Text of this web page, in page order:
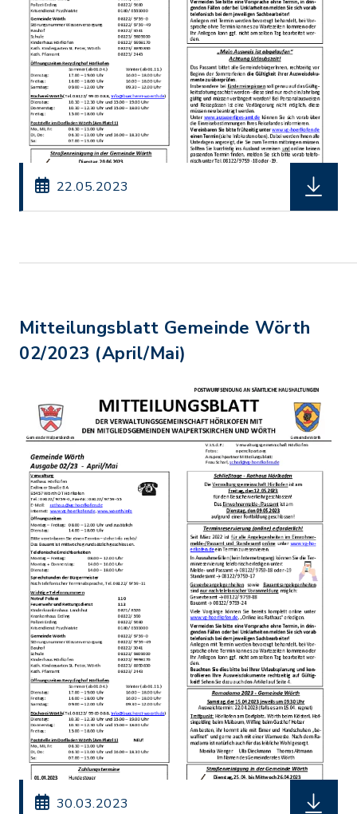
22.05.2023
Mitteilungsblatt Gemeinde Wörth
02/2023 (April/Mai)
30.03.2023